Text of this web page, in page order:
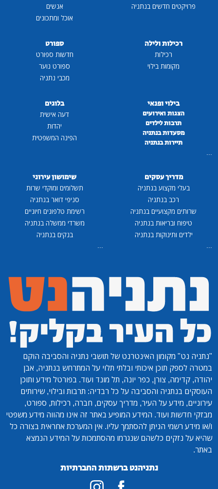
פרויקטים חדשים בנתניה
אנשים
אוכל ומתכונים
רכילות ולילה
רכילות
מקומות בילוי
ספורט
חדשות ספורט
ספורט נוער
מכבי נתניה
בילוי ופנאי
הצגות ואירועים
תרבות לילדים
מסעדות בנתניה
תיירות בנתניה
...
בלוגים
דעה אישית
יהדות
הפינה המשפטית
מדריך עסקים
בעלי מקצוע בנתניה
רכב בנתניה
שרותים מקצועיים בנתניה
טיפוח ובריאות בנתניה
ילדים ותינוקות בנתניה
...
שימושון עירוני
תשלומים ומוקדי שרות
סניפי דואר בנתניה
רשימת טלפונים חיוניים
משרדי ממשלה בנתניה
בנקים בנתניה
...
"נתניה נט" מקומון האינטרנט של תושבי נתניה והסביבה הוקם
במטרה לספק תוכן איכותי ובלתי תלוי על המתרחש בנתניה, אבן
יהודה, קדימה, צורן, כפר יונה, תל מונד ועוד. בפורטל מידע ותוכן
העוסקים בנתניה והסביבה על כל רבדיה: תרבות ובילוי, שירותים
עירוניים, מידע על העיר, מדריך עסקים, חברה, רכילות, ספורט,
מבזקי חדשות ועוד. המידע המופיע באתר זה אינו מהווה מידע משפטי
ו/או מידע רשמי הניתן להסתמך עליו. אין המערכת אחראית בצורה כל
שהיא על נזקים כלשהם שנגרמו מהסתמכות על המידע הנמצא
באתר.
נתניהנט ברשתות החברתיות